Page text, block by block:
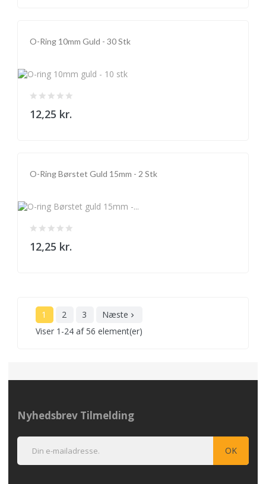
O-Ring 10mm Guld - 30 Stk
12,25 kr.
O-Ring Børstet Guld 15mm - 2 Stk
12,25 kr.
1 2 3 Næste 
Viser 1-24 af 56 element(er)
Nyhedsbrev Tilmelding